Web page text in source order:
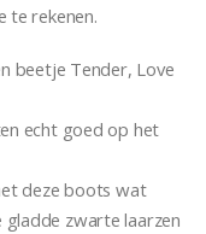
te rekenen.
beetje Tender, Love
echt goed op het
deze boots wat
zwarte laarzen